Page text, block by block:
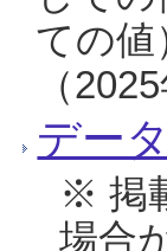
ての値
（
デー
※ 掲
場合